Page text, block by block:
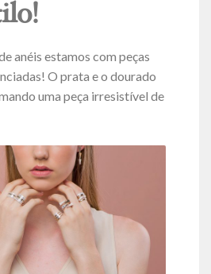
anéis estamos com peças
O prata e o dourado
uma peça irresistível de